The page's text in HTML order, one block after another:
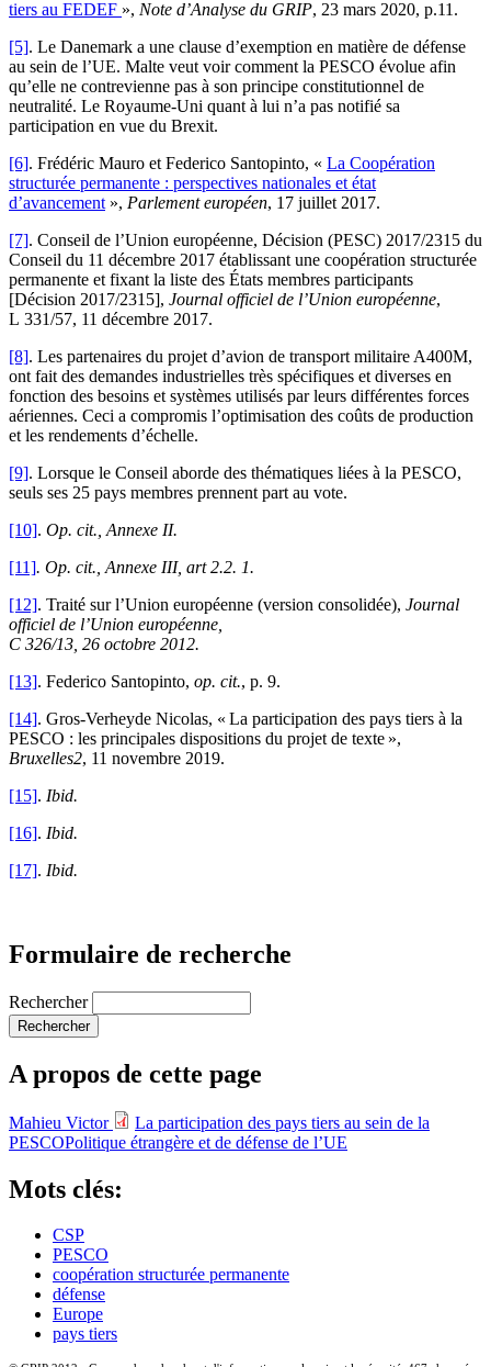
tiers au FEDEF », Note d’Analyse du GRIP, 23 mars 2020, p.11.
[5]. Le Danemark a une clause d’exemption en matière de défense
au sein de l’UE. Malte veut voir comment la PESCO évolue afin
qu’elle ne contrevienne pas à son principe constitutionnel de
neutralité. Le Royaume-Uni quant à lui n’a pas notifié sa
participation en vue du Brexit.
[6]. Frédéric Mauro et Federico Santopinto, « La Coopération
structurée permanente : perspectives nationales et état
d’avancement », Parlement européen, 17 juillet 2017.
[7]. Conseil de l’Union européenne, Décision (PESC) 2017/2315 du
Conseil du 11 décembre 2017 établissant une coopération structurée
permanente et fixant la liste des États membres participants
[Décision 2017/2315], Journal officiel de l’Union européenne,
L 331/57, 11 décembre 2017.
[8]. Les partenaires du projet d’avion de transport militaire A400M,
ont fait des demandes industrielles très spécifiques et diverses en
fonction des besoins et systèmes utilisés par leurs différentes forces
aériennes. Ceci a compromis l’optimisation des coûts de production
et les rendements d’échelle.
[9]. Lorsque le Conseil aborde des thématiques liées à la PESCO,
seuls ses 25 pays membres prennent part au vote.
[10]. Op. cit., Annexe II.
[11]. Op. cit., Annexe III, art 2.2. 1.
[12]. Traité sur l’Union européenne (version consolidée), Journal
officiel de l’Union européenne,
C 326/13, 26 octobre 2012.
[13]. Federico Santopinto, op. cit., p. 9.
[14]. Gros-Verheyde Nicolas, « La participation des pays tiers à la
PESCO : les principales dispositions du projet de texte »,
Bruxelles2, 11 novembre 2019.
[15]. Ibid.
[16]. Ibid.
[17]. Ibid.
Formulaire de recherche
Rechercher
A propos de cette page
Mahieu Victor
La participation des pays tiers au sein de la
PESCOPolitique étrangère et de défense de l’UE
Mots clés:
CSP
PESCO
coopération structurée permanente
défense
Europe
pays tiers